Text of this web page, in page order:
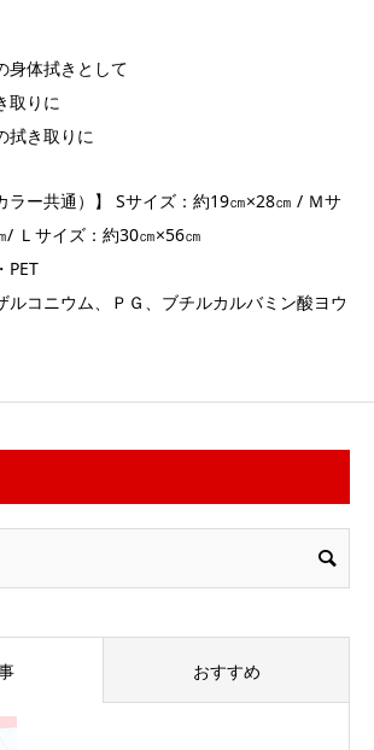
身体拭きとして
取りに
拭き取りに
ラー共通）】 Sサイズ：約19㎝×28㎝ / Ｍサ
/ Ｌサイズ：約30㎝×56㎝
PET
ルコニウム、ＰＧ、ブチルカルバミン酸ヨウ
おすすめ